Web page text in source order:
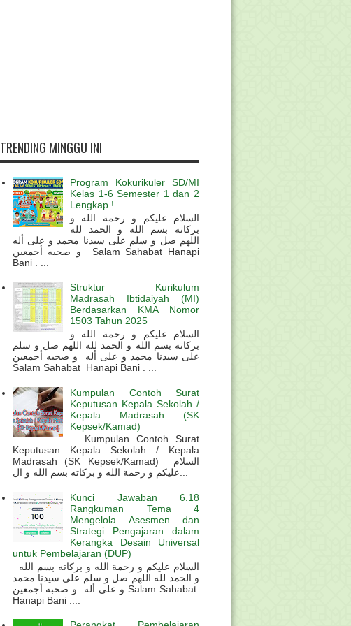
TRENDING MINGGU INI
Program Kokurikuler SD/MI
Kelas 1-6 Semester 1 dan 2
Lengkap !
السلام عليكم و رحمة الله و
بركاته بسم الله و الحمد لله
اللهم صل و سلم على سيدنا محمد و على أله
و صحبه أجمعين Salam Sahabat Hanapi
Bani . ...
Struktur Kurikulum
Madrasah Ibtidaiyah (MI)
Berdasarkan KMA Nomor
1503 Tahun 2025
السلام عليكم و رحمة الله و
بركاته بسم الله و الحمد لله اللهم صل و سلم
على سيدنا محمد و على أله و صحبه أجمعين
Salam Sahabat Hanapi Bani . ...
Kumpulan Contoh Surat
Keputusan Kepala Sekolah /
Kepala Madrasah (SK
Kepsek/Kamad)
Kumpulan Contoh Surat
Keputusan Kepala Sekolah / Kepala
Madrasah (SK Kepsek/Kamad) السلام
عليكم و رحمة الله و بركاته بسم الله و ال...
Kunci Jawaban 6.18
Rangkuman Tema 4
Mengelola Asesmen dan
Strategi Pengajaran dalam
Kerangka Desain Universal
untuk Pembelajaran (DUP)
و الحمد لله اللهم صل و سلم على سيدنا محمد
و على أله و صحبه أجمعين Salam Sahabat
Hanapi Bani ....